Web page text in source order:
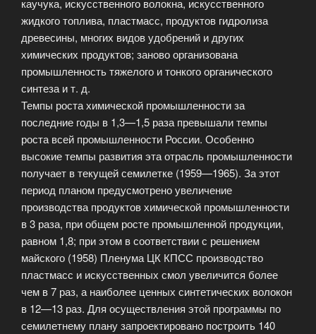
каучука, искусственного волокна, искусственного
жидкого топлива, пластмасс, продуктов гидролиза
древесины, многих видов удобрений и других
химических продуктов; заново организована
промышленность тяжелого и тонкого органического
синтеза и т. д.
Темпы роста химической промышленности за
последние годы в 1,3—1,5 раза превышали темпы
роста всей промышленности России. Особенно
высокие темпы развития эта отрасль промышленности
получает в текущей семилетке (1959—1965). За этот
период планом предусмотрено увеличение
производства продуктов химической промышленности
в 3 раза, при общем росте промышленной продукции,
равном 1,8; при этом в соответствии с решением
майского (1958) Пленума ЦК КПСС производство
пластмасс и искусственных смол увеличится более
чем в 7 раз, а наиболее ценных синтетических волокон
в 12—13 раз. Для осуществления этой программы по
семилетнему плану запроектировано построить 140